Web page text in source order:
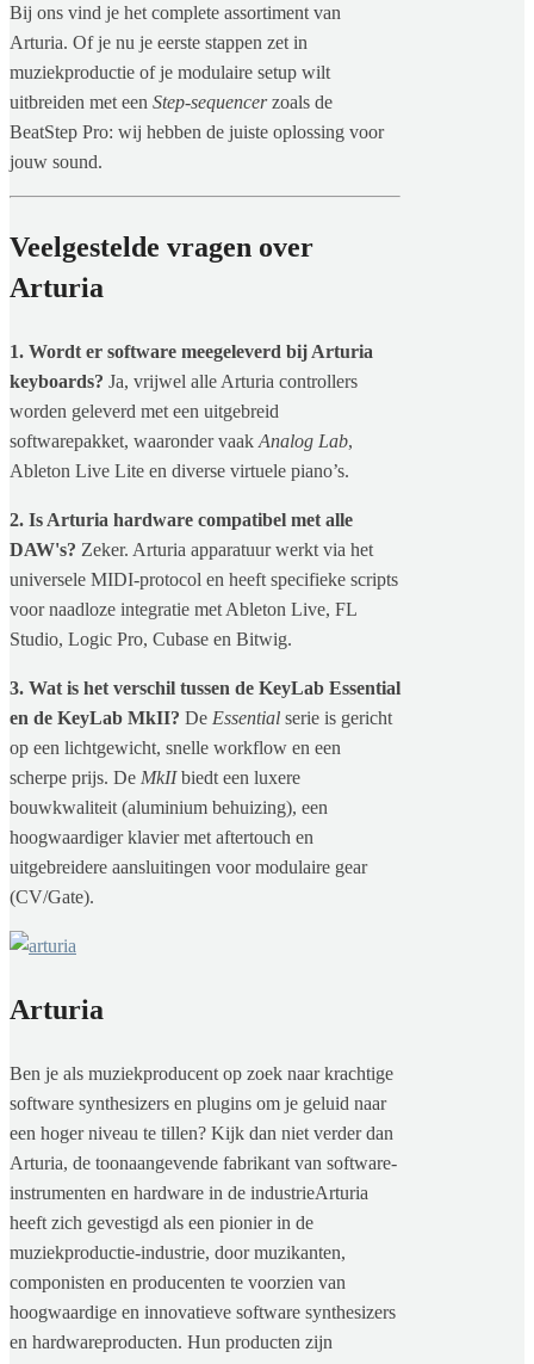
Bij ons vind je het complete assortiment van
Arturia. Of je nu je eerste stappen zet in
muziekproductie of je modulaire setup wilt
uitbreiden met een Step-sequencerzoals de
BeatStep Pro: wij hebben de juiste oplossing voor
jouw sound.
Veelgestelde vragen over
Arturia
1. Wordt er software meegeleverd bij Arturia
keyboards? Ja, vrijwel alle Arturia controllers
worden geleverd met een uitgebreid
softwarepakket, waaronder vaak Analog Lab,
Ableton Live Lite en diverse virtuele piano’s.
2. Is Arturia hardware compatibel met alle
DAW's? Zeker. Arturia apparatuur werkt via het
universele MIDI-protocol en heeft specifieke scripts
voor naadloze integratie met Ableton Live, FL
Studio, Logic Pro, Cubase en Bitwig.
3. Wat is het verschil tussen de KeyLab Essential
en de KeyLab MkII? De Essential serie is gericht
op een lichtgewicht, snelle workflow en een
scherpe prijs. De MkIIbiedt een luxere
bouwkwaliteit (aluminium behuizing), een
hoogwaardiger klavier met aftertouch en
uitgebreidere aansluitingen voor modulaire gear
(CV/Gate).
Arturia
Ben je als muziekproducent op zoek naar krachtige
software synthesizers en plugins om je geluid naar
een hoger niveau te tillen? Kijk dan niet verder dan
Arturia, de toonaangevende fabrikant van software-
instrumenten en hardware in de industrieArturia
heeft zich gevestigd als een pionier in de
muziekproductie-industrie, door muzikanten,
componisten en producenten te voorzien van
hoogwaardige en innovatieve software synthesizers
en hardwareproducten. Hun producten zijn